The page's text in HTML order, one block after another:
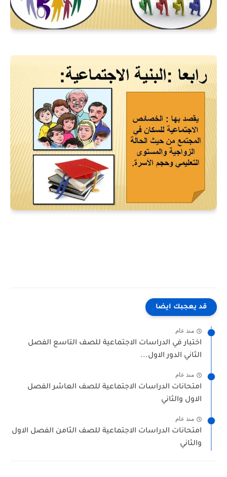
قد يعجبك ايضا
منذ عام
اختبار في الدراسات الاجتماعية للصف التاسع الفصل
الثاني الدور الاول...
منذ عام
امتحانات الدراسات الاجتماعية للصف العاشر الفصل
الاول والثاني
منذ عام
امتحانات الدراسات الاجتماعية للصف الثامن الفصل الاول
والثاني